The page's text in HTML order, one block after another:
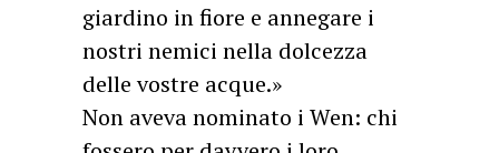
giardino in fiore e annegare i
nostri nemici nella dolcezza
delle vostre acque.»
Non aveva nominato i Wen: chi